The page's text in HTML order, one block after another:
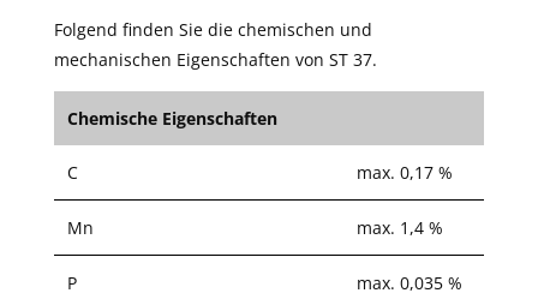
Folgend finden Sie die chemischen und
mechanischen Eigenschaften von ST 37.
Chemische Eigenschaften
C max. 0,17 %
Mn max. 1,4 %
P max. 0,035 %